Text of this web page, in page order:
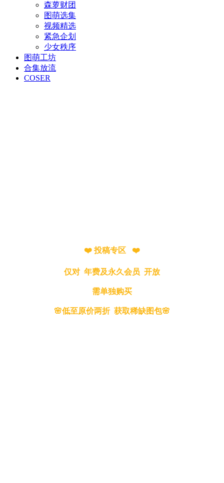
森萝财团
图萌选集
视频精选
紧急企划
少女秩序
图萌工坊
合集放流
COSER
❤️ 投稿专区 ❤️
仅对 年费及永久会员 开放
需单独购买
🌸低至原价两折 获取稀缺图包🌸